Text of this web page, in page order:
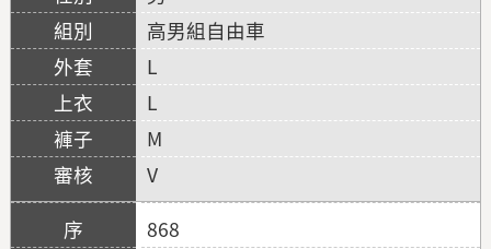
高男組自由車
L
L
M
V
868